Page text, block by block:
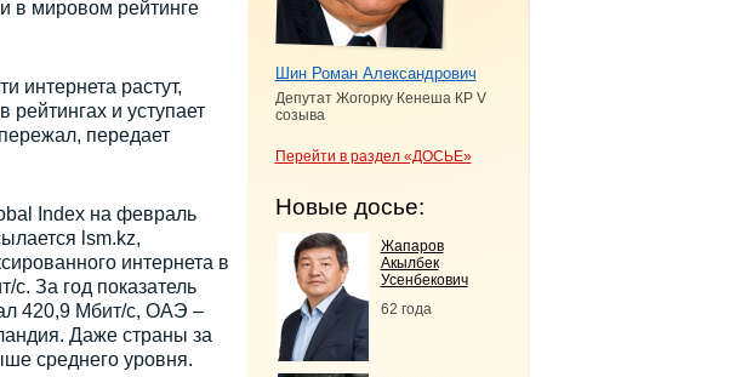
в мировом рейтинге
интернета растут,
рейтингах и уступает
передает
Index на февраль
lsm.kz,
интернета в
с. За год показатель
420,9 Мбит/с, ОАЭ –
Даже страны за
среднего уровня.
Шин Роман Александрович
Депутат Жогорку Кенеша КР V
созыва
Перейти в раздел «ДОСЬЕ»
Новые досье:
Жапаров
Акылбек
Усенбекович
62 года